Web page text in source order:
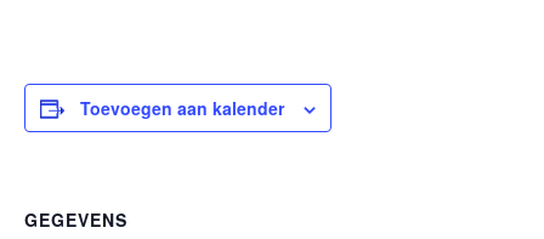
Toevoegen aan kalender
GEGEVENS